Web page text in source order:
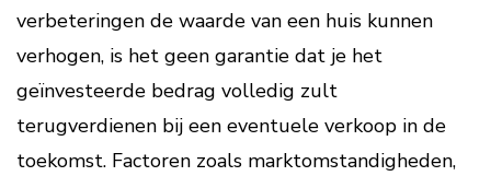
verbeteringen de waarde van een huis kunnen
verhogen, is het geen garantie dat je het
geïnvesteerde bedrag volledig zult
terugverdienen bij een eventuele verkoop in de
toekomst. Factoren zoals marktomstandigheden,